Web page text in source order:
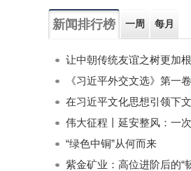
新闻排行榜 一周 每月
《习近平外交文选》第一
“绿色中铜”从何而来
紫金矿业：高位进阶后的“